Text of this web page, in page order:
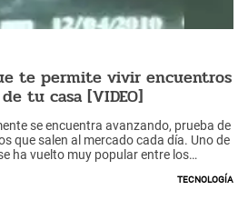
te permite vivir encuentros
tu casa [VIDEO]
se encuentra avanzando, prueba de
que salen al mercado cada día. Uno de
ha vuelto muy popular entre los
Tecnología